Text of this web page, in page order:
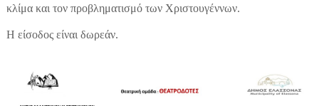
κλίμα και τον προβληματισμό των Χριστουγέννων.
Η είσοδος είναι δωρεάν.